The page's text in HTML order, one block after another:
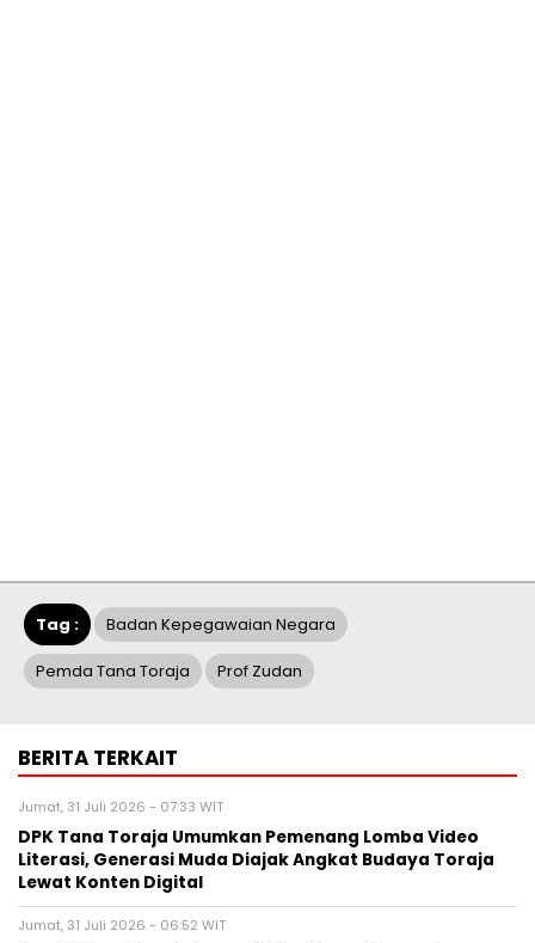
Tag : Badan Kepegawaian Negara
Pemda Tana Toraja Prof Zudan
BERITA TERKAIT
Jumat, 31 Juli 2026 - 07:33 WIT
DPK Tana Toraja Umumkan Pemenang Lomba Video
Literasi, Generasi Muda Diajak Angkat Budaya Toraja
Lewat Konten Digital
Jumat, 31 Juli 2026 - 06:52 WIT